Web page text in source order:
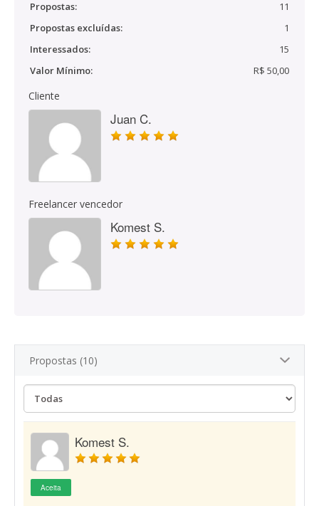
Propostas:
11
Propostas excluídas:
1
Interessados:
15
Valor Mínimo:
R$ 50,00
Cliente
Juan C.
Freelancer vencedor
Komest S.
Propostas (10)
Komest S.
Aceita